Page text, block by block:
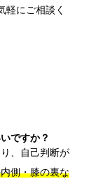
軽にご相談く
ですか？
、自己判断が
側・膝の裏な